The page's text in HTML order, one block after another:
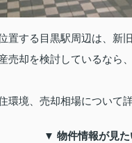
置する目黒駅周辺は、新
売却を検討しているなら
環境、売却相場について
▼ 物件情報が見